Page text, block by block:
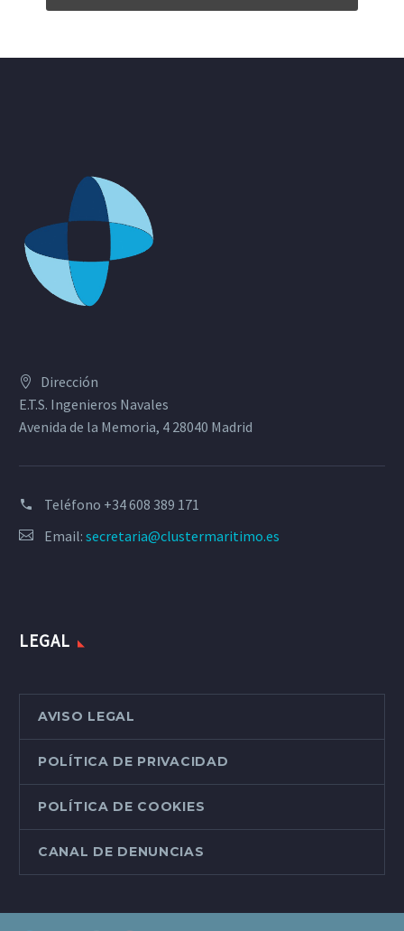
Dirección
E.T.S. Ingenieros Navales
Avenida de la Memoria, 4 28040 Madrid
Teléfono +34 608 389 171
Email: secretaria@clustermaritimo.es
LEGAL
AVISO LEGAL
POLÍTICA DE PRIVACIDAD
POLÍTICA DE COOKIES
CANAL DE DENUNCIAS